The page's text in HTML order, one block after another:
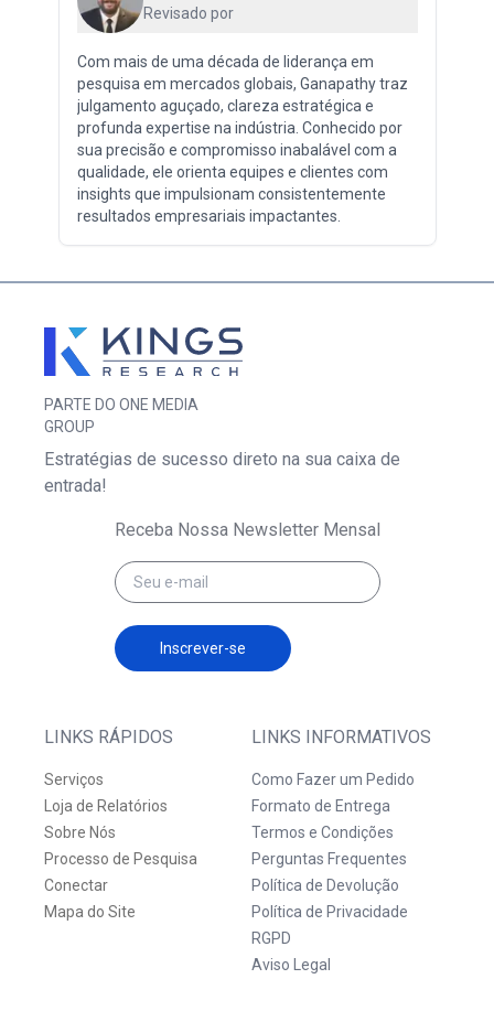
Revisado por
Com mais de uma década de liderança em
pesquisa em mercados globais, Ganapathy traz
julgamento aguçado, clareza estratégica e
profunda expertise na indústria. Conhecido por
sua precisão e compromisso inabalável com a
qualidade, ele orienta equipes e clientes com
insights que impulsionam consistentemente
resultados empresariais impactantes.
PARTE DO ONE MEDIA
GROUP
LINKS RÁPIDOS
Serviços
Loja de Relatórios
Sobre Nós
Processo de Pesquisa
Conectar
Mapa do Site
LINKS INFORMATIVOS
Como Fazer um Pedido
Formato de Entrega
Termos e Condições
Perguntas Frequentes
Política de Devolução
Política de Privacidade
RGPD
Aviso Legal
Estratégias de sucesso direto na sua caixa de
entrada!
Receba Nossa Newsletter Mensal
Inscrever-se